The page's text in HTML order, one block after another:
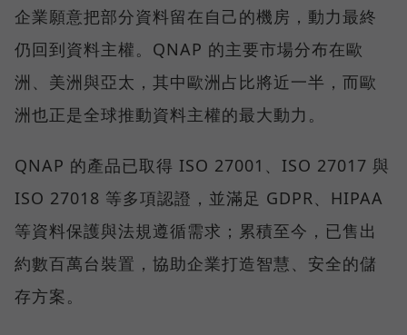
企業願意把部分資料留在自己的機房，動力最終
仍回到資料主權。QNAP 的主要市場分布在歐
洲、美洲與亞太，其中歐洲占比將近一半，而歐
洲也正是全球推動資料主權的最大動力。
QNAP 的產品已取得 ISO 27001、ISO 27017 與
ISO 27018 等多項認證，並滿足 GDPR、HIPAA
等資料保護與法規遵循需求；累積至今，已售出
約數百萬台裝置，協助企業打造智慧、安全的儲
存方案。